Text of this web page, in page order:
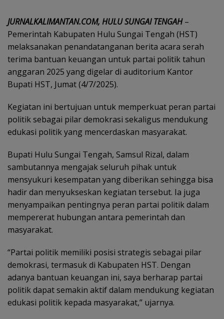
JURNALKALIMANTAN.COM, HULU SUNGAI TENGAH–
Pemerintah Kabupaten Hulu Sungai Tengah (HST)
melaksanakan penandatanganan berita acara serah
terima bantuan keuangan untuk partai politik tahun
anggaran 2025 yang digelar di auditorium Kantor
Bupati HST, Jumat (4/7/2025).
Kegiatan ini bertujuan untuk memperkuat peran partai
politik sebagai pilar demokrasi sekaligus mendukung
edukasi politik yang mencerdaskan masyarakat.
Bupati Hulu Sungai Tengah, Samsul Rizal, dalam
sambutannya mengajak seluruh pihak untuk
mensyukuri kesempatan yang diberikan sehingga bisa
hadir dan menyukseskan kegiatan tersebut. Ia juga
menyampaikan pentingnya peran partai politik dalam
mempererat hubungan antara pemerintah dan
masyarakat.
“Partai politik memiliki posisi strategis sebagai pilar
demokrasi, termasuk di Kabupaten HST. Dengan
adanya bantuan keuangan ini, saya berharap partai
politik dapat semakin aktif dalam mendukung kegiatan
edukasi politik kepada masyarakat,” ujarnya.